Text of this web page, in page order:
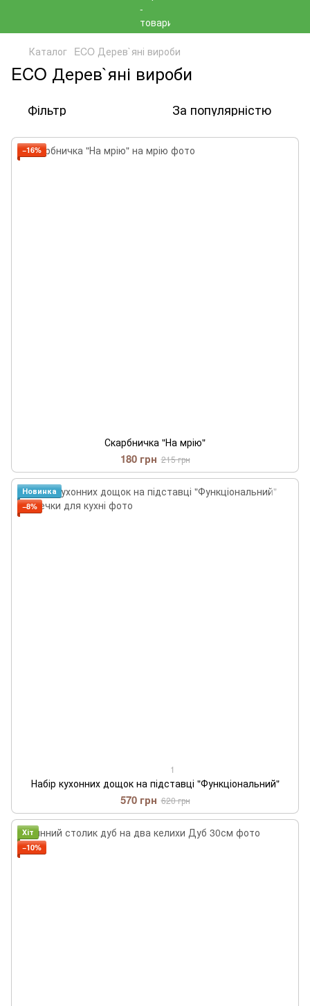
Каталог ECO Дерев`яні вироби
ECO Дерев`яні вироби
Фільтр За популярністю
−16%
Скарбничка "На мрію"
180 грн 215 грн
Новинка
−8%
1
Набір кухонних дощок на підставці "Функціональний"
570 грн 620 грн
Хіт
−10%